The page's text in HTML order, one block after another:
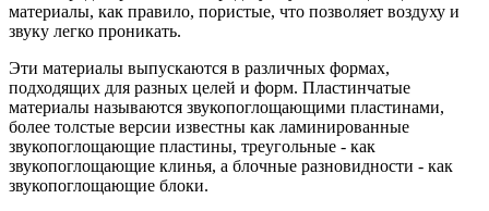
материалы, как правило, пористые, что позволяет воздуху и
звуку легко проникать.
Эти материалы выпускаются в различных формах,
подходящих для разных целей и форм. Пластинчатые
материалы называются звукопоглощающими пластинами,
более толстые версии известны как ламинированные
звукопоглощающие пластины, треугольные - как
звукопоглощающие клинья, а блочные разновидности - как
звукопоглощающие блоки.